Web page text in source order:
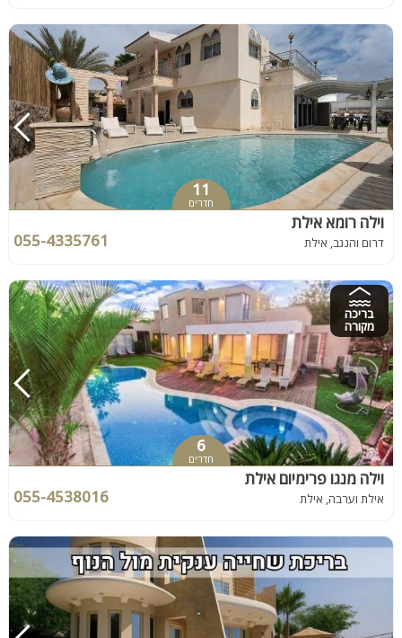
11
חדרים
וילה רומא אילת
דרום והנגב, אילת 055-4335761
בריכה
מקורה
6
חדרים
וילה מנגו פרימיום אילת
אילת וערבה, אילת 055-4538016